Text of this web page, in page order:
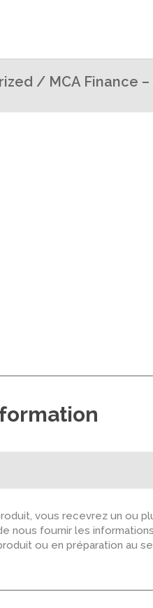
/ MCA Finance
vous recevrez un ou
nous fournir les
ou en préparation au